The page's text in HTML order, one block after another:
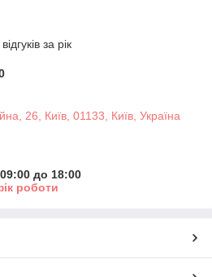
за рік
26, Київ, 01133, Київ, Україна
до 18:00
роботи